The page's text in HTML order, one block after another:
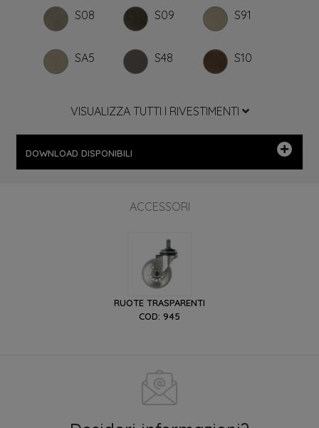
S08 S09 S91
SA5 S48 S10
VISUALIZZA TUTTI I RIVESTIMENTI
DOWNLOAD DISPONIBILI
ACCESSORI
RUOTE TRASPARENTI
COD: 945